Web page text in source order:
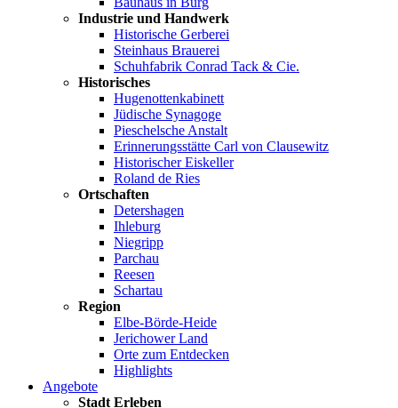
Industrie und Handwerk
Historische Gerberei
Steinhaus Brauerei
Schuhfabrik Conrad Tack & Cie.
Historisches
Hugenottenkabinett
Jüdische Synagoge
Pieschelsche Anstalt
Erinnerungsstätte Carl von Clausewitz
Historischer Eiskeller
Roland de Ries
Ortschaften
Detershagen
Ihleburg
Niegripp
Parchau
Reesen
Schartau
Region
Elbe-Börde-Heide
Jerichower Land
Orte zum Entdecken
Highlights
Angebote
Stadt Erleben